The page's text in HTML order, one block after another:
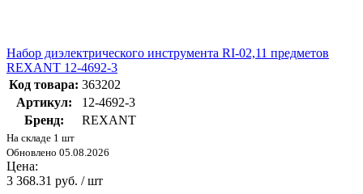
Набор диэлектрического инструмента RI-02,11 предметов
REXANT 12-4692-3
Код товара: 363202
Артикул:
12-4692-3
Бренд:
REXANT
На складе 1 шт
Обновлено 05.08.2026
Цена:
3 368.31 руб. / шт